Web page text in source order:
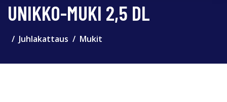
UNIKKO-MUKI 2,5 DL
Juhlakattaus Mukit